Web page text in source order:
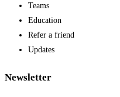
Teams
Education
Refer a friend
Updates
Newsletter